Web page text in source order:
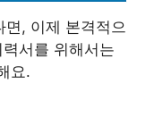
, 이제 본격적으
서를 위해서는
요.